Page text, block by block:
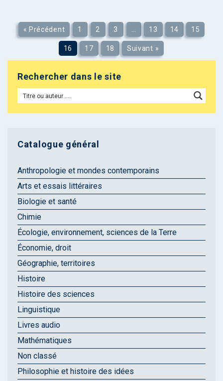
« Précédent 1 2 3 13 14 15
16 17 18 Suivant »
Rechercher dans le site
Catalogue général
Anthropologie et mondes contemporains
Arts et essais littéraires
Biologie et santé
Chimie
Écologie, environnement, sciences de la Terre
Économie, droit
Géographie, territoires
Histoire
Histoire des sciences
Linguistique
Livres audio
Mathématiques
Non classé
Philosophie et histoire des idées